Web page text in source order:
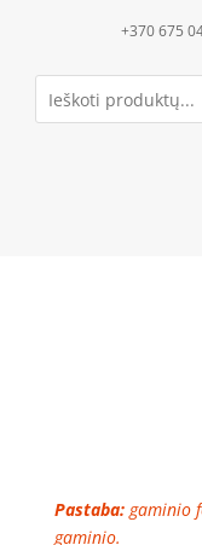
+370 675
Pastaba:gaminio
gaminio.